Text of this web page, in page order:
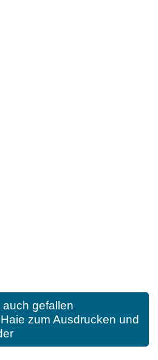
gefallen
zum Ausdrucken und